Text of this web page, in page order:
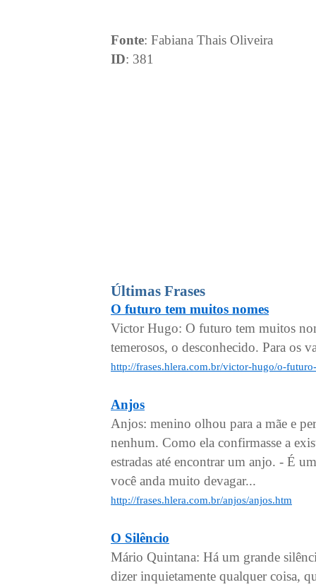
Fonte: Fabiana Thais Oliveira
ID: 381
Últimas Frases
O futuro tem muitos nomes
Victor Hugo: O futuro tem muitos
temerosos, o desconhecido. Para os
http://frases.hlera.com.br/victor-hugo/o-
Anjos
Anjos: menino olhou para a mãe e
nenhum. Como ela confirmasse a
estradas até encontrar um anjo. - É
você anda muito devagar...
http://frases.hlera.com.br/anjos/anjos.htm
O Silêncio
Mário Quintana: Há um grande
dizer inquietamente qualquer coisa,